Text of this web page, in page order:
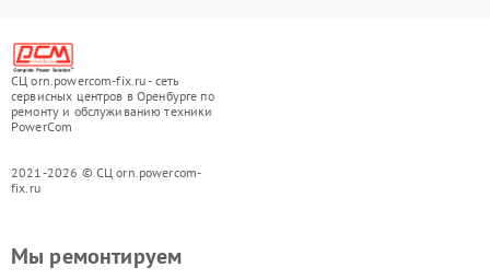
СЦ orn.powercom-fix.ru - сеть
сервисных центров в Оренбурге по
ремонту и обслуживанию техники
PowerCom
2021-2026 © СЦ orn.powercom-
fix.ru
Мы ремонтируем